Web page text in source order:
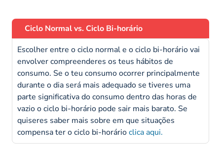
Ciclo Normal vs. Ciclo Bi-horário
Escolher entre o ciclo normal e o ciclo bi-horário vai
envolver compreenderes os teus hábitos de
consumo. Se o teu consumo ocorrer principalmente
durante o dia será mais adequado se tiveres uma
parte significativa do consumo dentro das horas de
vazio o ciclo bi-horário pode sair mais barato. Se
quiseres saber mais sobre em que situações
compensa ter o ciclo bi-horárioclica aqui.